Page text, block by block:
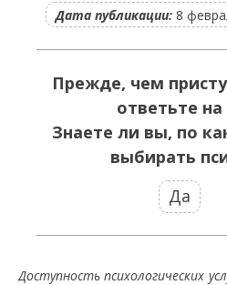
Дата публикации: 8
Прежде, чем
ответьте на
Знаете ли вы, по
выбирать
Да
Доступность психологических